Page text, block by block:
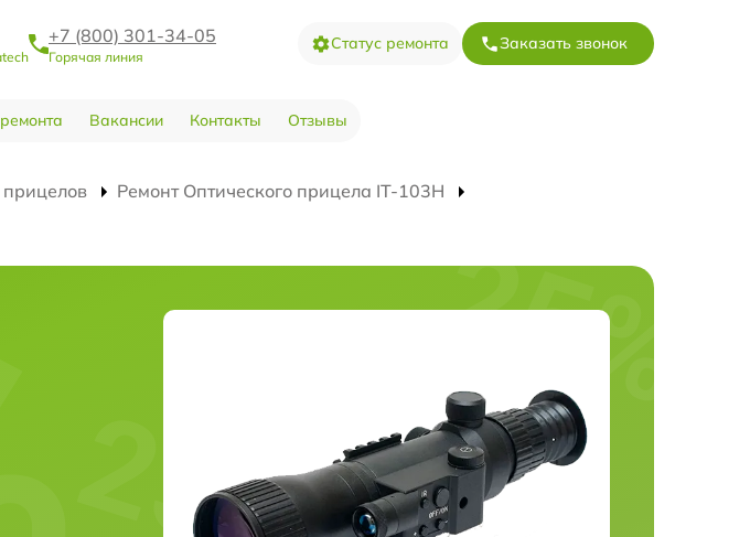
+7 (800) 301-34-05
Горячая линия
Статус ремонта Заказать звонок
Вакансии Контакты Отзывы
Ремонт Оптического прицела IT-103Н